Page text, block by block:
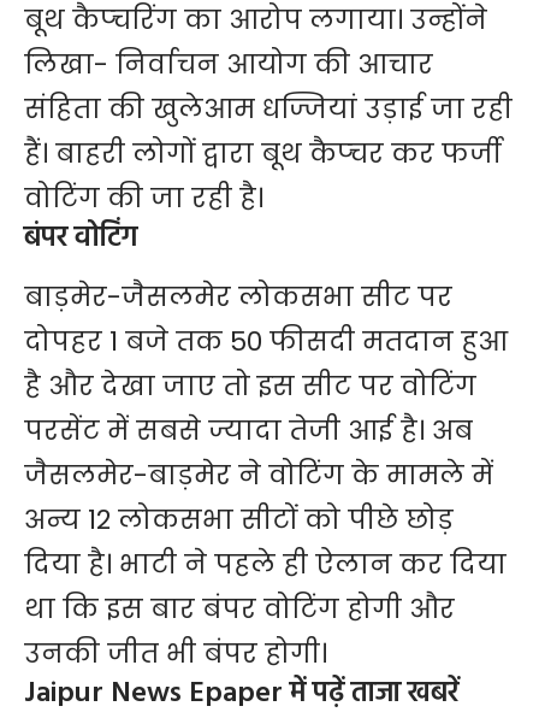
बूथ कैप्चरिंग का आरोप लगाया। उन्होंने
लिखा- निर्वाचन आयोग की आचार
संहिता की खुलेआम धज्जियां उड़ाई जा रही
हैं। बाहरी लोगों द्वारा बूथ कैप्चर कर फर्जी
वोटिंग की जा रही है।
बंपर वोटिंग
बाड़मेर-जैसलमेर लोकसभा सीट पर
दोपहर 1 बजे तक 50 फीसदी मतदान हुआ
है और देखा जाए तो इस सीट पर वोटिंग
परसेंट में सबसे ज्यादा तेजी आई है। अब
जैसलमेर-बाड़मेर ने वोटिंग के मामले में
अन्य 12 लोकसभा सीटों को पीछे छोड़
दिया है। भाटी ने पहले ही ऐलान कर दिया
था कि इस बार बंपर वोटिंग होगी और
उनकी जीत भी बंपर होगी।
Jaipur News Epaper में पढ़ें ताजा खबरें